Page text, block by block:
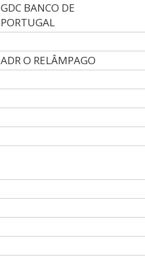
GDC BANCO DE
PORTUGAL
ADR O RELÂMPAGO